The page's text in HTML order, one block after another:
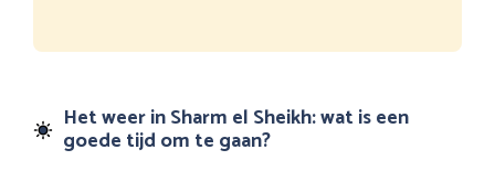
Het weer in Sharm el Sheikh: wat is een
goede tijd om te gaan?